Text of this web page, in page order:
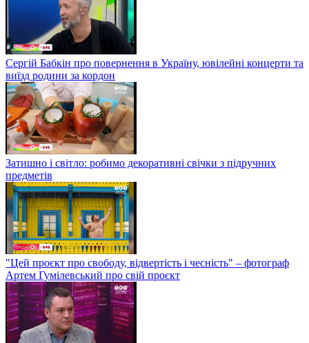
Сергій Бабкін про повернення в Україну, ювілейні концерти та
виїзд родини за кордон
Затишно і світло: робимо декоративні свічки з підручних
предметів
"Цей проєкт про свободу, відвертість і чесність" – фотограф
Артем Гумілевський про свій проєкт